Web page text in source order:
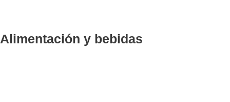
Alimentación y bebidas